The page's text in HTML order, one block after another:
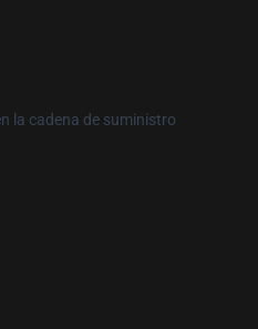
la cadena de suministro